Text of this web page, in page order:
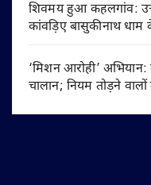
शिवमय हुआ कहलगांव:
कांवड़िए बासुकीनाथ धाम
‘मिशन आरोही’
चालान; नियम तोड़ने